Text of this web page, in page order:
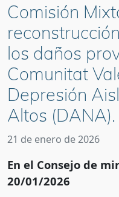
Comisión
los daños
Comunitat
Depresión
Altos (DANA).
21 de enero de 2026
En el Consejo de
20/01/2026